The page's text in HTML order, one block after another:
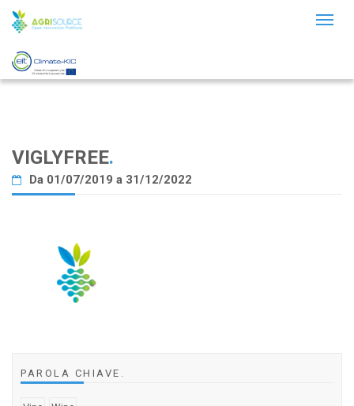
VIGLYFREE.
Da 01/07/2019 a 31/12/2022
PAROLA CHIAVE .